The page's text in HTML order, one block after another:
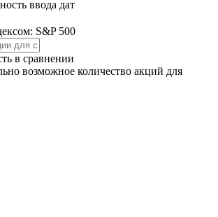
ввода дат
S&P 500
в сравнении
возможное количество акций для